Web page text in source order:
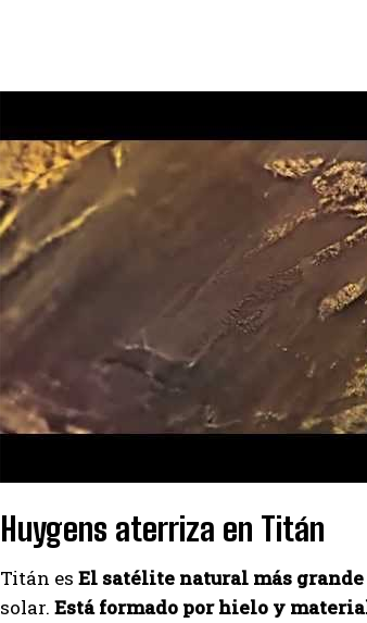
I WANT IN
I've read and accept thePrivacy
Izer
Huygens aterriza en Titán
Titán es El satélite natural más grande
solar. Está formado por hielo y